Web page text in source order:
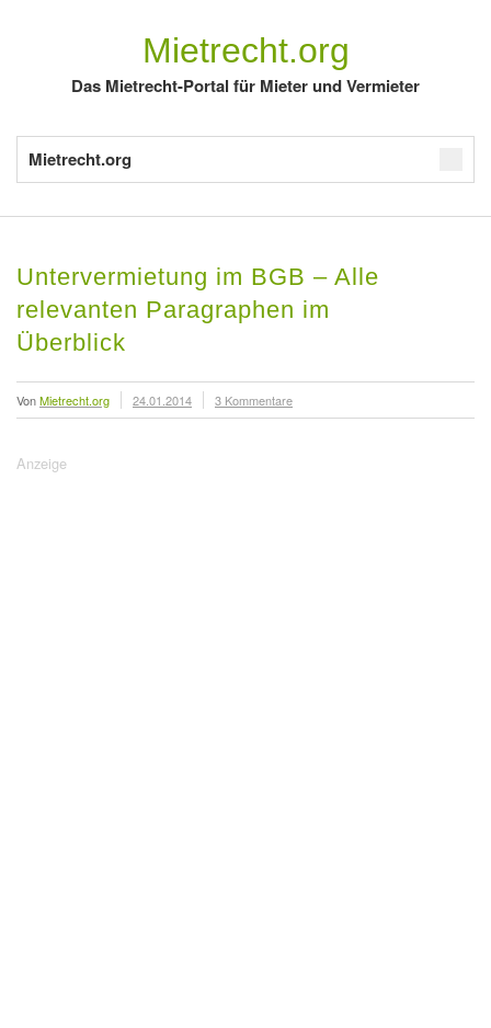
Mietrecht.org
Das Mietrecht-Portal für Mieter und Vermieter
Mietrecht.org
Untervermietung im BGB – Alle
relevanten Paragraphen im
Überblick
VonMietrecht.org 24.01.2014 3 Kommentare